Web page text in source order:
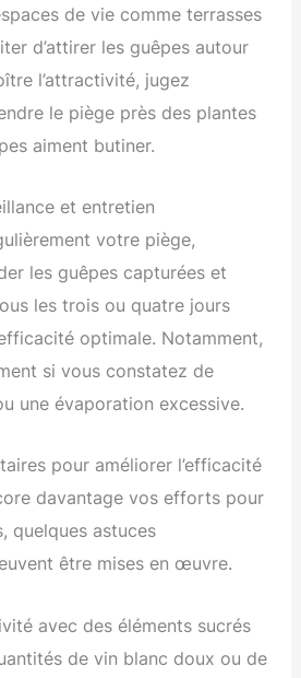
de vie comme terrasses
d’attirer les guêpes autour
l’attractivité, jugez
le piège près des plantes
aiment butiner.
et entretien
votre piège,
les guêpes capturées et
les trois ou quatre jours
optimale. Notamment,
si vous constatez de
une évaporation excessive.
pour améliorer l’efficacité
davantage vos efforts pour
quelques astuces
être mises en œuvre.
avec des éléments sucrés
de vin blanc doux ou de